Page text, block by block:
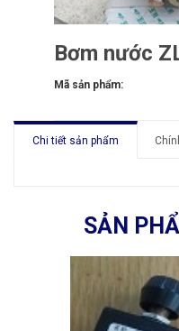
Bơm nước
Mã sản phẩm:
Chi tiết sản phẩm
SẢN